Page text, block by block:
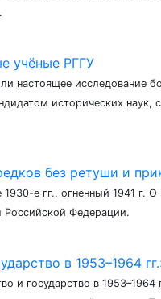
учёные РГГУ
настоящее исследование
исторических наук,
без ретуши и
е гг., огненный 1941 г.
Российской Федерации.
в 1953–1964
государство в 1953–1964